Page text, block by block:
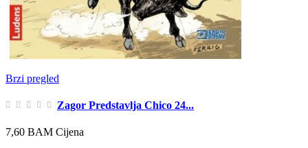
Brzi pregled
Zagor Predstavlja Chico 24...
7,60 BAM Cijena